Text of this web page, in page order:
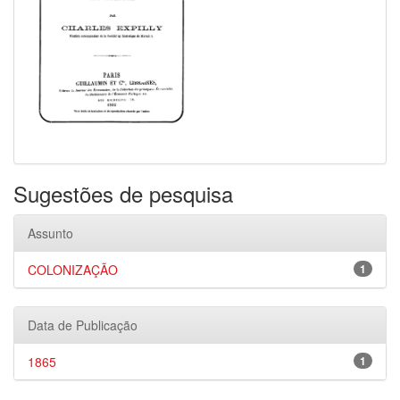
Sugestões de pesquisa
Assunto
1
COLONIZAÇÃO
Data de Publicação
1
1865